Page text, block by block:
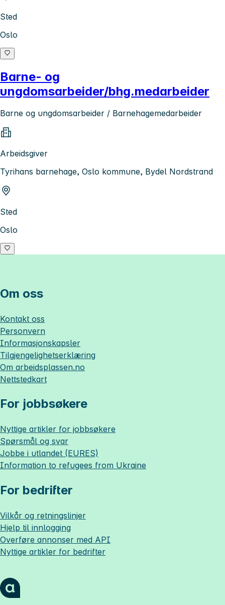
Sted
Oslo
Barne- og
ungdomsarbeider/bhg.medarbeider
Barne og ungdomsarbeider / Barnehagemedarbeider
Arbeidsgiver
Tyrihans barnehage, Oslo kommune, Bydel Nordstrand
Sted
Oslo
Om oss
Kontakt oss
Personvern
Informasjonskapsler
Tilgjengelighetserklæring
Om arbeidsplassen.no
Nettstedkart
For jobbsøkere
Nyttige artikler for jobbsøkere
Spørsmål og svar
Jobbe i utlandet (EURES)
Information to refugees from Ukraine
For bedrifter
Vilkår og retningslinjer
Hjelp til innlogging
Overføre annonser med API
Nyttige artikler for bedrifter